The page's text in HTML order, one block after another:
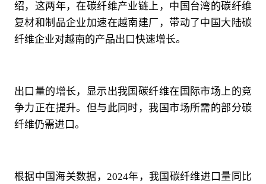
绍，这两年，在碳纤维产业链上，中国台湾的碳纤维
复材和制品企业加速在越南建厂，带动了中国大陆碳
纤维企业对越南的产品出口快速增长。
出口量的增长，显示出我国碳纤维在国际市场上的竞
争力正在提升。但与此同时，我国市场所需的部分碳
纤维仍需进口。
根据中国海关数据，2024年，我国碳纤维进口量同比